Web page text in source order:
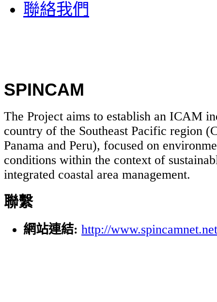
聯絡我們
SPINCAM
The Project aims to establish an ICAM
country of the Southeast Pacific region
Panama and Peru), focused on
conditions within the context of
integrated coastal area management.
聯繫
網站連結: http://